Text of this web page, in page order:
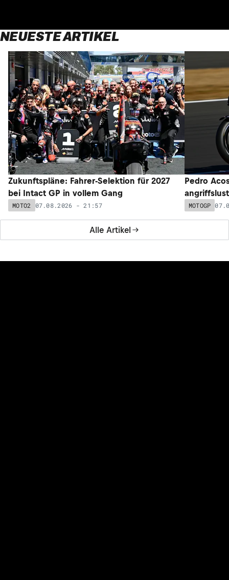
NEUESTE ARTIKEL
Alle Artikel
Zukunftspläne: Fahrer-Selektion für 2027
bei Intact GP in vollem Gang
MOTO2 07.08.2026 - 21:57
Pedro
MOTOGP